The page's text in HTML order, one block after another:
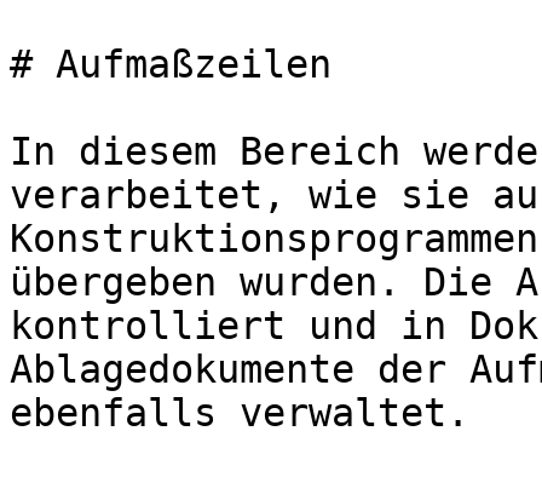
# Aufmaßzeilen
In diesem Bereich
verarbeitet, wie sie
übergeben wurden. Die
kontrolliert und in
Ablagedokumente der
ebenfalls verwaltet.